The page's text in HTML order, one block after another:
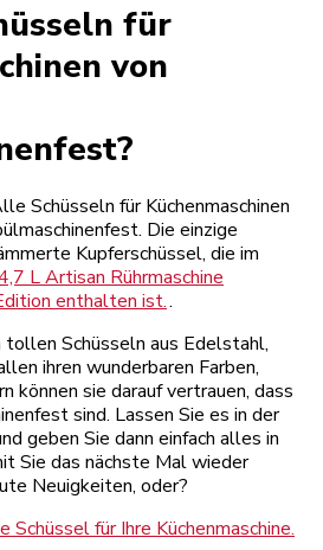
für
von
Schüsseln für Küchenmaschinen
Die einzige
Kupferschüssel, die im
L Artisan Rührmaschine
enthalten ist..
tollen Schüsseln aus Edelstahl,
ihren wunderbaren Farben,
können sie darauf vertrauen, dass
sind. Lassen Sie es in der
geben Sie dann einfach alles in
Sie das nächste Mal wieder
Neuigkeiten, oder?
Schüssel für Ihre Küchenmaschine.